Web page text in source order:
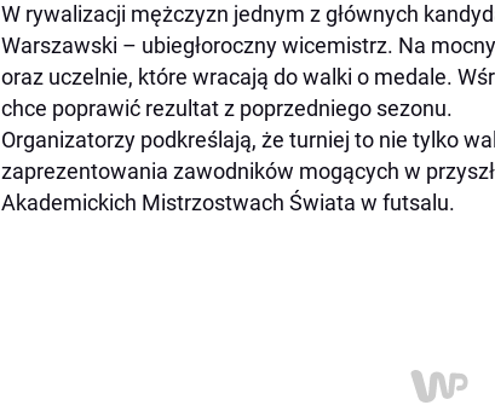
W rywalizacji mężczyzn jednym z głównych
Warszawski – ubiegłoroczny wicemistrz. Na
oraz uczelnie, które wracają do walki o medale.
chce poprawić rezultat z poprzedniego sezonu.
Organizatorzy podkreślają, że turniej to nie tylko
zaprezentowania zawodników mogących w
Akademickich Mistrzostwach Świata w futsalu.